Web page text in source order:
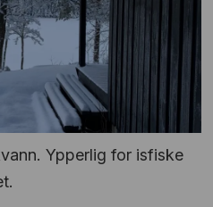
Ypperlig for isfiske